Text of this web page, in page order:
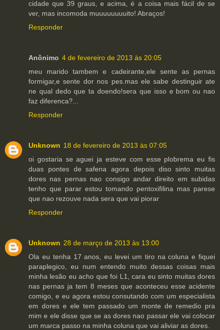
cidade que 39 graus, e acima, é a coisa mais fácil de se
ver, mas incomoda muuuuuuuuito! Abraços!
Responder
Anônimo 4 de fevereiro de 2013 às 20:05
meu marido tambem e cadeirante,ele sente as pernas
formigar,e sente dor nos pes.mas ele sabe destinguir ate
ne qual dedo que ta doendo!sera que isso e bom ou nao
faz diferenca?...
Responder
Unknown 18 de fevereiro de 2013 às 07:05
oi gostaria se aguei ja esteve com esse plobrema eu fis
duas pontes de safena agora depois diso sinto muitas
dores nas pernas nao consigo andar direito em subidas
tenho que parar estou tomando pentoxifilina mas parese
que nao rezouve nada sera que vai piorar
Responder
Unknown 28 de março de 2013 às 13:00
Ola eu tenha 17 anos, eu levei um tiro na coluna e fiquei
paraplegico, eu num entendo muito dessas coisas mais
minha lesão eu acho que foi L1, cara eu sinto muitas dores
nas pernas ja tem 8 meses que aconteceu esse acidente
comigo, e eu agora estou consutando com um especialista
em dores e ele tem passado um monte de remedio pra
mim e ele disse que se as dores nao passar ele vai colocar
um marca passo na minha coluna que vai aliviar as dores.